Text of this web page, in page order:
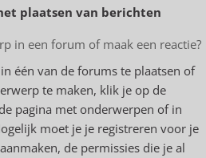
plaatsen van berichten
in een forum of maak een reactie?
één van de forums te plaatsen of
te maken, klik je op de
pagina met onderwerpen of in
moet je je registreren voor je
de permissies die je al